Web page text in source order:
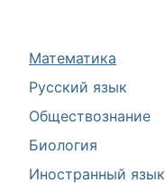
Математика
Русский язык
Обществознание
Биология
Иностранный язык